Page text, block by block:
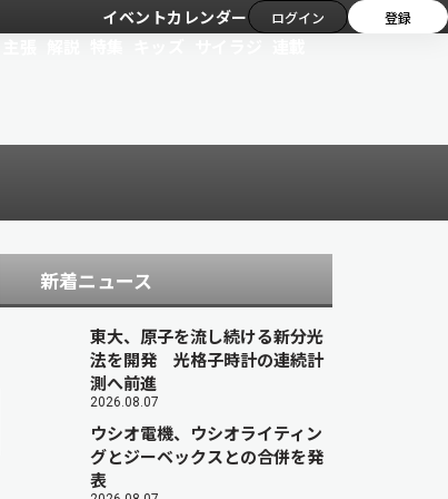
イベントカレンダー ログイン 登録
新着ニュース
東大、原子を流し続ける新分光
法を開発 光格子時計の連続計
測へ前進
2026.08.07
ウシオ電機、ウシオライティン
グとジーベックスとの合併を発
表